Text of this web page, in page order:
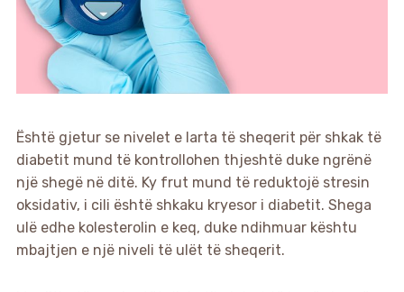
Është gjetur se nivelet e larta të sheqerit për shkak të
diabetit mund të kontrollohen thjeshtë duke ngrënë
një shegë në ditë. Ky frut mund të reduktojë stresin
oksidativ, i cili është shkaku kryesor i diabetit. Shega
ulë edhe kolesterolin e keq, duke ndihmuar kështu
mbajtjen e një niveli të ulët të sheqerit.